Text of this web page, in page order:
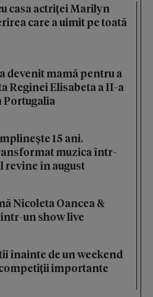
casa actriței Marilyn
care a uimit pe toată
devenit mamă pentru a
Reginei Elisabeta a II-a
Portugalia
15 ani.
muzica într-
revine în august
Nicoleta Oancea &
un show live
înainte de un weekend
importante